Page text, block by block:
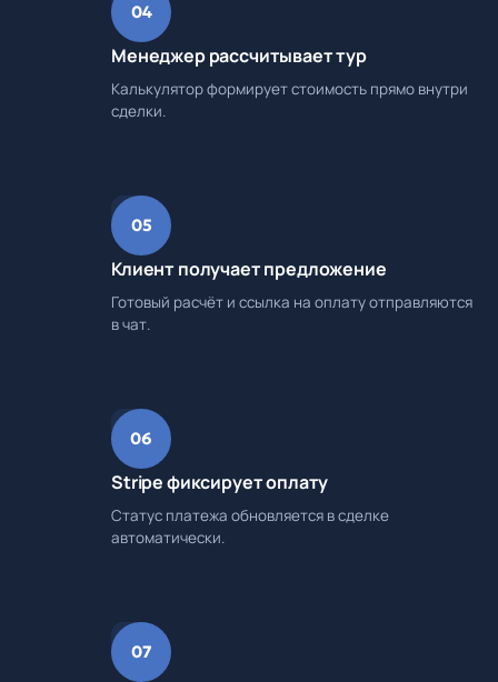
04
Менеджер рассчитывает тур
Калькулятор формирует стоимость прямо внутри
сделки.
05
Клиент получает предложение
Готовый расчёт и ссылка на оплату отправляются
в чат.
06
Stripe фиксирует оплату
Статус платежа обновляется в сделке
автоматически.
07